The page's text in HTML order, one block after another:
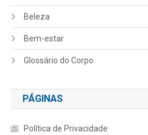
Beleza
Bem-estar
Glossário do Corpo
PÁGINAS
Política de Privacidade